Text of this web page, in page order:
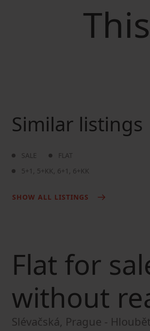
Similar listings
SALE
FLAT
5+1 , 5+KK, 6+1 , 6+KK
SHOW ALL LISTINGS
Flat for
without
Slévačská, Prague -